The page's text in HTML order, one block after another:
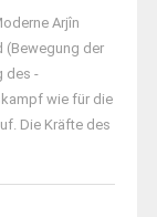
Arjîn
(Bewegung der
des
wie für die
Die Kräfte des